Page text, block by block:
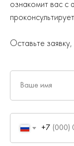
ознакомит вас с
Оставьте
Ваше имя
+7